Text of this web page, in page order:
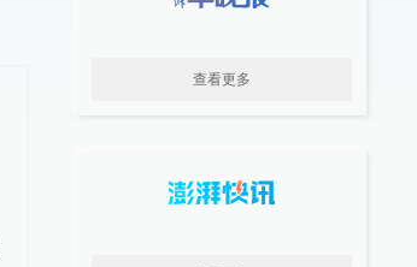
查看更多